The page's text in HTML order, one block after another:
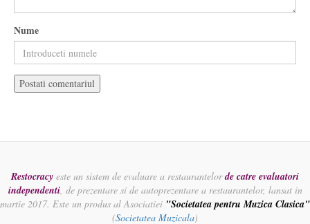
Nume
Restocracy este un sistem de evaluare a restaurantelorde catre evaluatori
independenti, de prezentare si de autoprezentare a restaurantelor, lansat in
martie 2017. Este un produs al Asociatiei "Societatea pentru Muzica Clasica"
(Societatea Muzicala)